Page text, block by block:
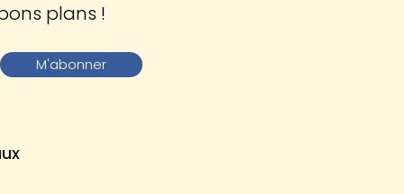
plans !
M'abonner